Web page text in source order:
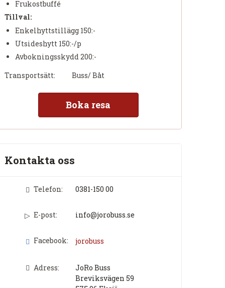
Frukostbuffé
Tillval:
Enkelhyttstillägg 150:-
Utsideshytt 150:-/p
Avbokningsskydd 200:-
Transportsätt:
Buss/ Båt
Boka resa
Kontakta oss
Telefon: 0381-150 00
E-post: info@jorobuss.se
Facebook: jorobuss
Adress:
JoRo Buss
Breviksvägen 59